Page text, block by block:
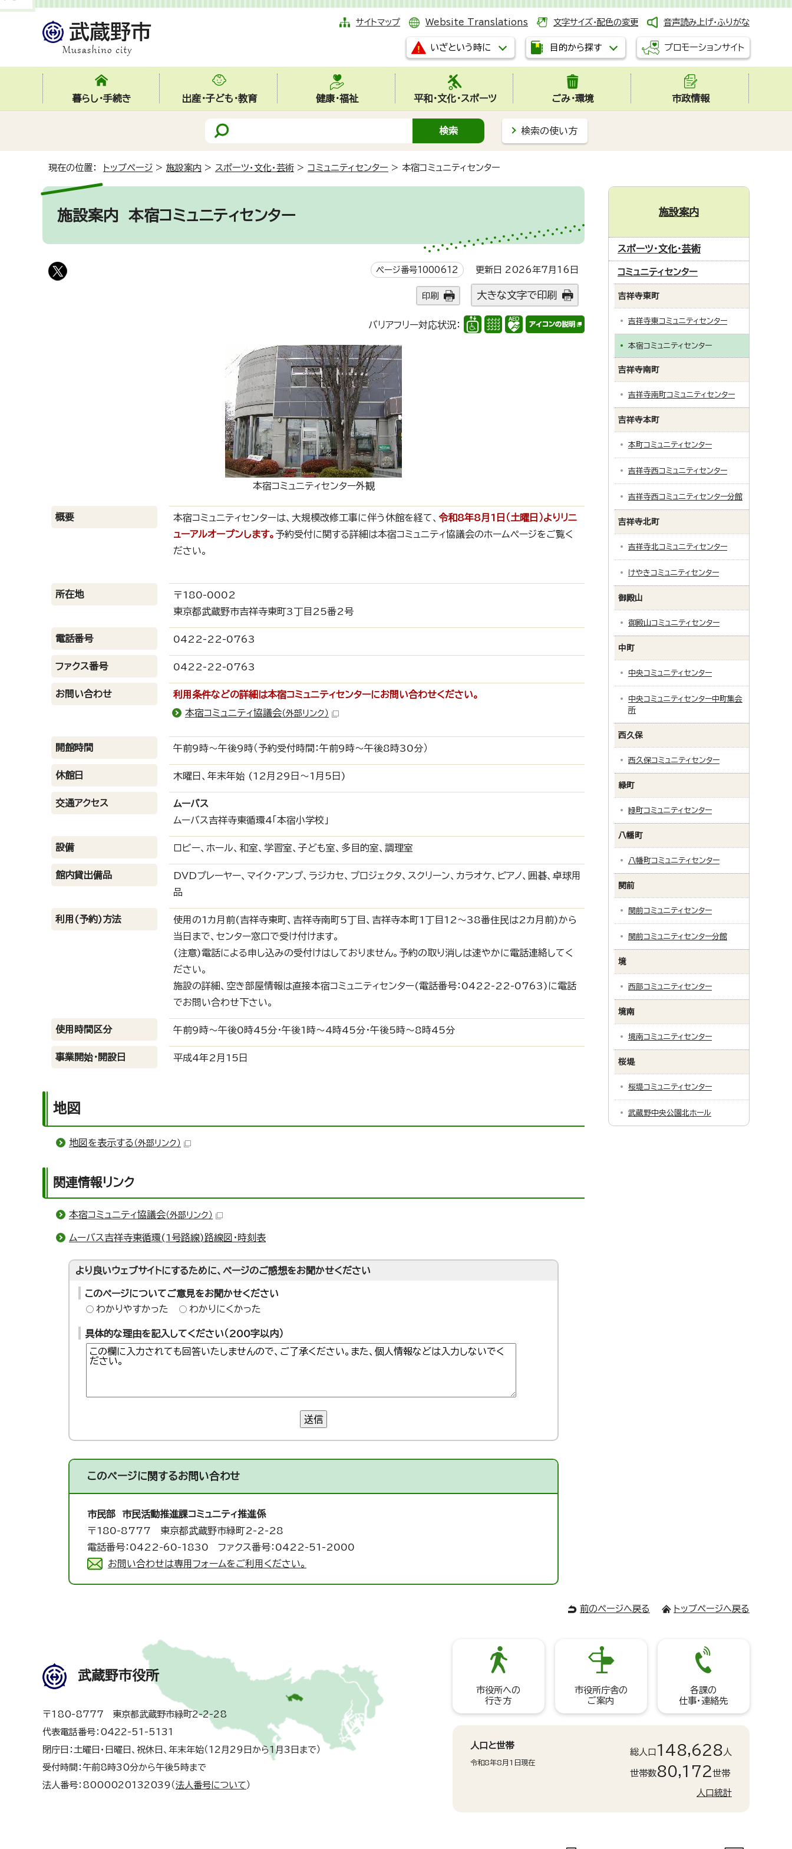
サイトマップ Website Translations 文字サイズ・配色の変更 音声読み上げ・ふりがな
いざという時に 目的から探す プロモーションサイト
暮らし・手続き 出産・子ども・教育 健康・福祉 平和・文化・スポーツ ごみ・環境 市政情報
検索の使い方
現在の位置： トップページ > 施設案内 > スポーツ・文化・芸術 > コミュニティセンター > 本宿コミュニティセンター
施設案内 本宿コミュニティセンター
ページ番号1000612 更新日 2026年7月16日
印刷 大きな文字で印刷
バリアフリー対応状況：
本宿コミュニティセンター外観
概要 本宿コミュニティセンターは、大規模改修工事に伴う休館を経て、 令和8年8月1日（土曜日）よりリニ
ューアルオープンします。 予約受付に関する詳細は本宿コミュニティ協議会のホームぺージをご覧く
ださい。
所在地
〒180-0002
東京都武蔵野市吉祥寺東町3丁目25番2号
電話番号 0422-22-0763
ファクス番号 0422-22-0763
お問い合わせ
利用条件などの詳細は本宿コミュニティセンターにお問い合わせください。
本宿コミュニティ協議会（外部リンク）
開館時間 午前9時～午後9時（予約受付時間：午前9時～午後8時30分）
休館日 木曜日、年末年始 (12月29日～1月5日)
交通アクセス
ムーバス
ムーバス吉祥寺東循環4「本宿小学校」
設備 ロビー、ホール、和室、学習室、子ども室、多目的室、調理室
館内貸出備品
DVDプレーヤー、マイク・アンプ、ラジカセ、プロジェクタ、スクリーン、カラオケ、ピアノ、囲碁、卓球用
品
利用(予約)方法
使用の1カ月前(吉祥寺東町、吉祥寺南町5丁目、吉祥寺本町1丁目12～38番住民は2カ月前)から
当日まで、センター窓口で受け付けます。
(注意)電話による申し込みの受付けはしておりません。予約の取り消しは速やかに電話連絡してく
ださい。
施設の詳細、空き部屋情報は直接本宿コミュニティセンター(電話番号：0422-22-0763)に電話
でお問い合わせ下さい。
使用時間区分 午前9時～午後0時45分・午後1時～4時45分・午後5時～8時45分
事業開始・開設日 平成4年2月15日
地図
地図を表示する （外部リンク）
関連情報リンク
本宿コミュニティ協議会（外部リンク）
ムーバス吉祥寺東循環(1号路線)路線図・時刻表
より良いウェブサイトにするために、ページのご感想をお聞かせください
このページについてご意見をお聞かせください
わかりやすかった
わかりにくかった
具体的な理由を記入してください（200字以内）
送信
このページに関するお問い合わせ
市民部 市民活動推進課コミュニティ推進係
〒180-8777 東京都武蔵野市緑町2-2-28
電話番号：0422-60-1830 ファクス番号：0422-51-2000
お問い合わせは専用フォームをご利用ください。
施設案内
スポーツ・文化・芸術
コミュニティセンター
吉祥寺東町
吉祥寺東コミュニティセンター
本宿コミュニティセンター
吉祥寺南町
吉祥寺南町コミュニティセンター
吉祥寺本町
本町コミュニティセンター
吉祥寺西コミュニティセンター
吉祥寺西コミュニティセンター分館
吉祥寺北町
吉祥寺北コミュニティセンター
けやきコミュニティセンター
御殿山
御殿山コミュニティセンター
中町
中央コミュニティセンター
中央コミュニティセンター中町集会
所
西久保
西久保コミュニティセンター
緑町
緑町コミュニティセンター
八幡町
八幡町コミュニティセンター
関前
関前コミュニティセンター
関前コミュニティセンター分館
境
西部コミュニティセンター
境南
境南コミュニティセンター
桜堤
桜堤コミュニティセンター
武蔵野中央公園北ホール
前のページへ戻る トップページへ戻る
武蔵野市役所
〒180-8777 東京都武蔵野市緑町2-2-28
代表電話番号：0422-51-5131
閉庁日：土曜日・日曜日、祝休日、年末年始（12月29日から1月3日まで）
受付時間：午前8時30分から午後5時まで
法人番号：8000020132039（ 法人番号について ）
市役所への
行き方
市役所庁舎の
ご案内
各課の
仕事・連絡先
人口と世帯
令和8年8月1日現在
総人口 148,628 人
世帯数80,172世帯
人口統計